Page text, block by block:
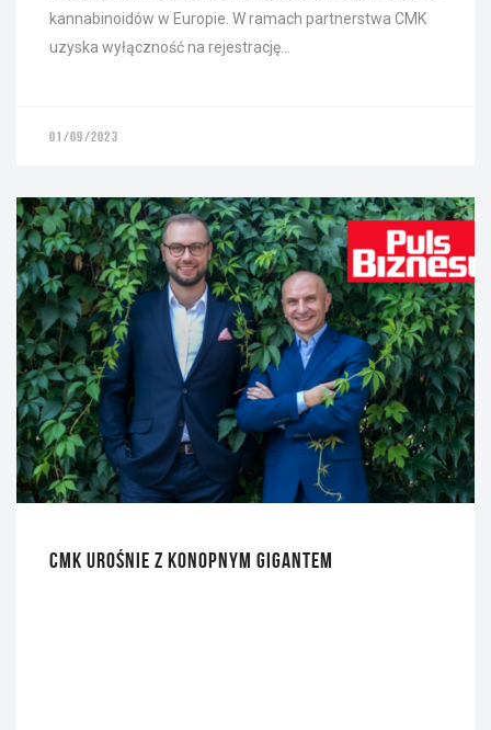
kannabinoidów w Europie. W ramach partnerstwa CMK
uzyska wyłączność na rejestrację…
01/09/2023
CMK UROŚNIE Z KONOPNYM GIGANTEM